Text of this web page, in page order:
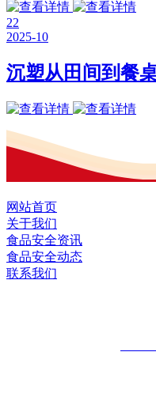
22
2025-10
沉塑从田间到餐
网站首页
关于我们
食品安全资讯
食品安全动态
联系我们